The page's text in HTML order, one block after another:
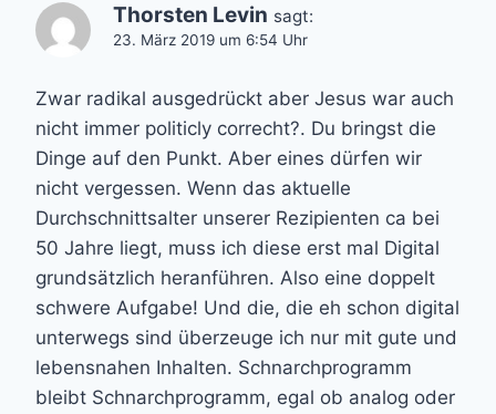
Thorsten Levin sagt:
23. März 2019 um 6:54 Uhr
Zwar radikal ausgedrückt aber Jesus war auch
nicht immer politicly correcht?. Du bringst die
Dinge auf den Punkt. Aber eines dürfen wir
nicht vergessen. Wenn das aktuelle
Durchschnittsalter unserer Rezipienten ca bei
50 Jahre liegt, muss ich diese erst mal Digital
grundsätzlich heranführen. Also eine doppelt
schwere Aufgabe! Und die, die eh schon digital
unterwegs sind überzeuge ich nur mit gute und
lebensnahen Inhalten. Schnarchprogramm
bleibt Schnarchprogramm, egal ob analog oder